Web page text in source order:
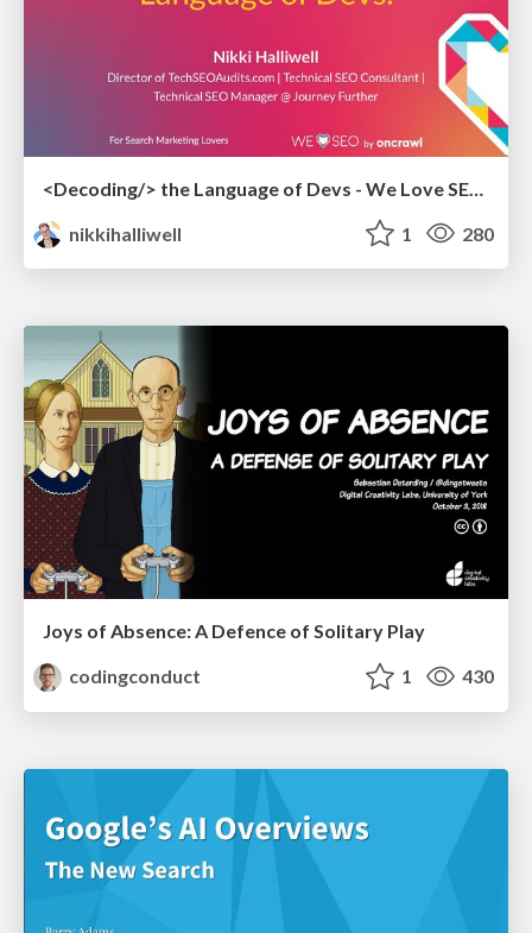
nikkihalliwell
1 280
Joys of Absence: A Defence of Solitary Play
codingconduct
1 430